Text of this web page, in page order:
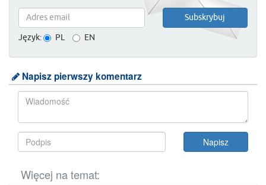
Język: PL EN
Napisz pierwszy komentarz
Więcej na temat: